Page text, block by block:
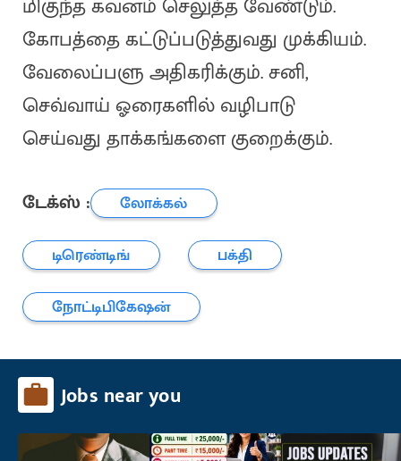
மிகுந்த கவனம் செலுத்த வேண்டும்.
கோபத்தை கட்டுப்படுத்துவது முக்கியம்.
வேலைப்பளு அதிகரிக்கும். சனி,
செவ்வாய் ஓரைகளில் வழிபாடு
செய்வது தாக்கங்களை குறைக்கும்.
டேக்ஸ் :
லோக்கல்
டிரெண்டிங்
பக்தி
நோட்டிபிகேஷன்
Jobs near you